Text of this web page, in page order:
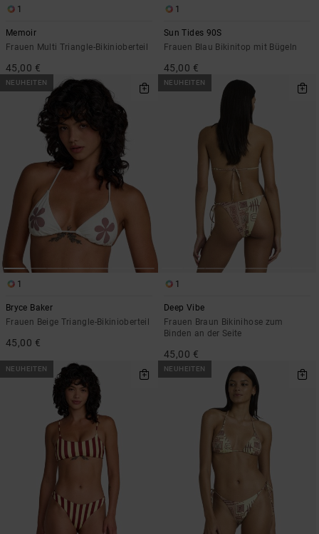
1
Memoir
Frauen Multi Triangle-Bikinioberteil
45,00 €
1
Sun Tides 90S
Frauen Blau Bikinitop mit Bügeln
45,00 €
NEUHEITEN
1
Bryce Baker
Frauen Beige Triangle-Bikinioberteil
45,00 €
NEUHEITEN
1
Deep Vibe
Frauen Braun Bikinihose zum
Binden an der Seite
45,00 €
NEUHEITEN NEUHEITEN